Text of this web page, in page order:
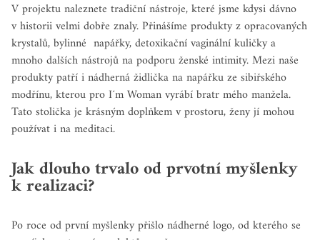
V projektu naleznete tradiční nástroje, které jsme kdysi dávno
v historii velmi dobře znaly. Přinášíme produkty z opracovaných
krystalů, bylinné napářky, detoxikační vaginální kuličky a
mnoho dalších nástrojů na podporu ženské intimity. Mezi naše
produkty patří i nádherná židlička na napářku ze sibiřského
modřínu, kterou pro I´m Woman vyrábí bratr mého manžela.
Tato stolička je krásným doplňkem v prostoru, ženy jí mohou
používat i na meditaci.
Jak dlouho trvalo od prvotní myšlenky
k realizaci?
Po roce od první myšlenky přišlo nádherné logo, od kterého se